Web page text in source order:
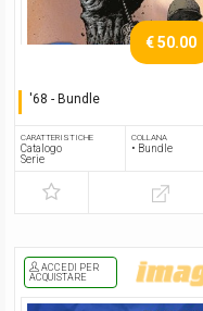
'68 - Bundle
€ 50.00
CARATTERISTICHE
Catalogo
Serie
COLLANA
• Bundle
ACCEDI PER
ACQUISTARE